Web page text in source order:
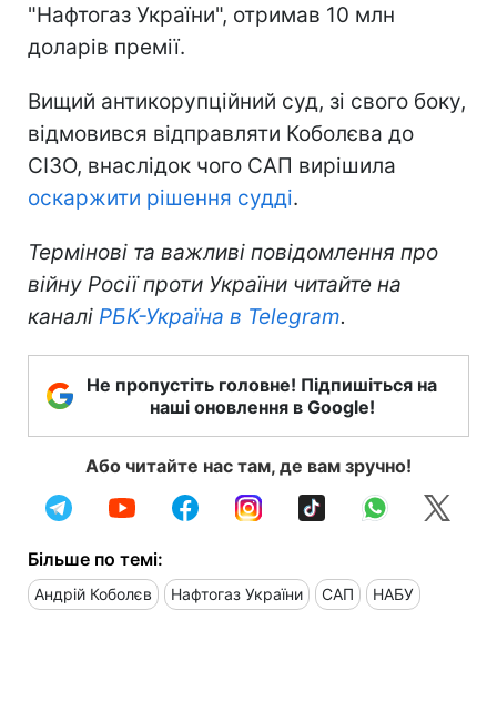
"Нафтогаз України", отримав 10 млн
доларів премії.
Вищий антикорупційний суд, зі свого боку,
відмовився відправляти Коболєва до
СІЗО, внаслідок чого САП вирішила
оскаржити рішення судді.
Термінові та важливі повідомлення про
війну Росії проти України читайте на
каналі РБК-Україна в Telegram.
Не пропустіть головне! Підпишіться на
наші оновлення в Google!
Або читайте нас там, де вам зручно!
Більше по темі:
Андрій Коболєв Нафтогаз України САП НАБУ